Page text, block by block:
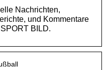
Nachrichten,
und Kommentare
BILD.